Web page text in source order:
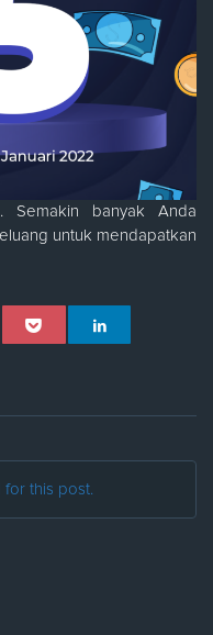
Semakin banyak Anda
untuk mendapatkan
this post.